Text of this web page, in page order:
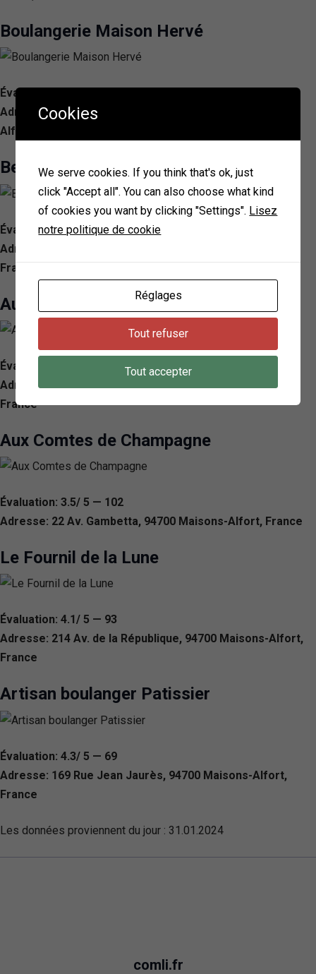
Boulangerie Maison Hervé
Évaluation: 4.7/ 5 — 186
Adresse: 98 Av. Georges Clemenceau, 94700 Maisons-
Alfort, France
Beaulieu
Évaluation: 4.3/ 5 — 160
Adresse: 158 Rue Jean Jaurès, 94700 Maisons-Alfort,
France
Au Plaisir de Pain
Évaluation: 4.3/ 5 — 144
Adresse: 27 Rue Gabriel Péri, 94700 Maisons-Alfort,
France
Aux Comtes de Champagne
Évaluation: 3.5/ 5 — 102
Adresse: 22 Av. Gambetta, 94700 Maisons-Alfort, France
Le Fournil de la Lune
Évaluation: 4.1/ 5 — 93
Adresse: 214 Av. de la République, 94700 Maisons-Alfort,
France
Artisan boulanger Patissier
Évaluation: 4.3/ 5 — 69
Adresse: 169 Rue Jean Jaurès, 94700 Maisons-Alfort,
France
Les données proviennent du jour : 31.01.2024
comli.fr
Cookies
We serve cookies. If you think that's ok, just
click "Accept all". You can also choose what kind
of cookies you want by clicking "Settings". Lisez
notre politique de cookie
Réglages
Tout refuser
Tout accepter